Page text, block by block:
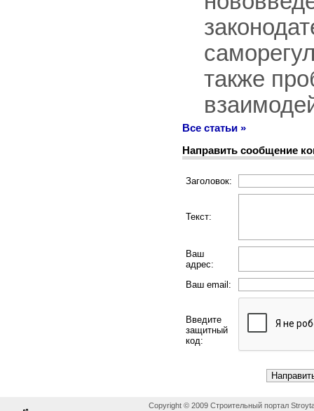
также
Все статьи »
Направить сообщение
Заголовок:
Текст:
Ваш
адрес:
Ваш email:
Введите
защитный
код:
Copyright © 2009 Строительный портал